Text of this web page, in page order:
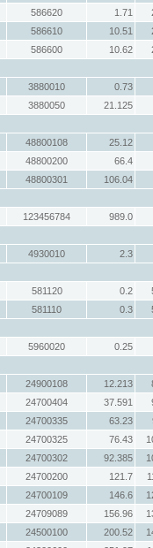
586620 1.71
586610 10.51
586600 10.62
3880010
0.73
3880050
21.125
48800108
25.12
48800200
66.4
48800301
106.04
123456784
989.0
4930010
2.3
581120 0.2
581110 0.3
5960020
0.25
24900108 12.213
24700404 37.591
24700335 63.23
24700325 76.43
24700302 92.385
24700200 121.7
24700109 146.6
24709089 156.96
24500100 200.52